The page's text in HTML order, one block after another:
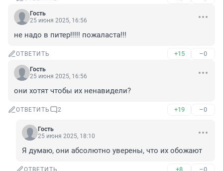
Гость
25 июня 2025, 16:56
не надо в питер!!!!! пожаласта!!!
ОТВЕТИТЬ +15 –0
Гость
25 июня 2025, 16:56
они хотят чтобы их ненавидели?
ОТВЕТИТЬ 2 +19 –0
Гость
25 июня 2025, 18:10
Я думаю, они абсолютно уверены, что их обожают
ОТВЕТИТЬ +8 –0